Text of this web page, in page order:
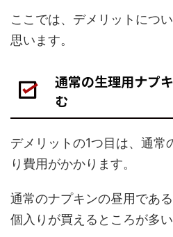
ここでは、デメリットにつ
思います。
通常の生理用ナプ
む
デメリットの1つ目は、通常
り費用がかかります。
通常のナプキンの昼用であ
個入りが買えるところが多い